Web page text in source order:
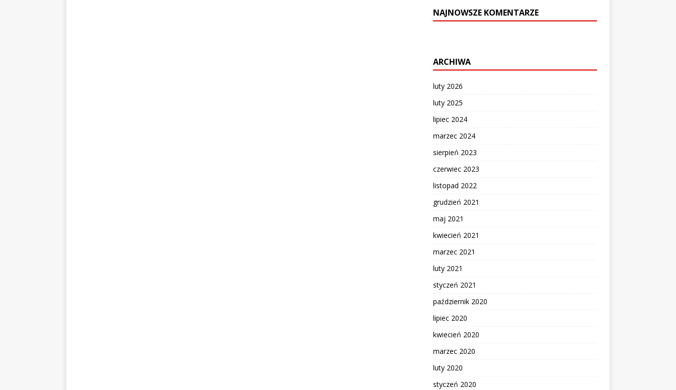
NAJNOWSZE KOMENTARZE
ARCHIWA
luty 2026
luty 2025
lipiec 2024
marzec 2024
sierpień 2023
czerwiec 2023
listopad 2022
grudzień 2021
maj 2021
kwiecień 2021
marzec 2021
luty 2021
styczeń 2021
październik 2020
lipiec 2020
kwiecień 2020
marzec 2020
luty 2020
styczeń 2020